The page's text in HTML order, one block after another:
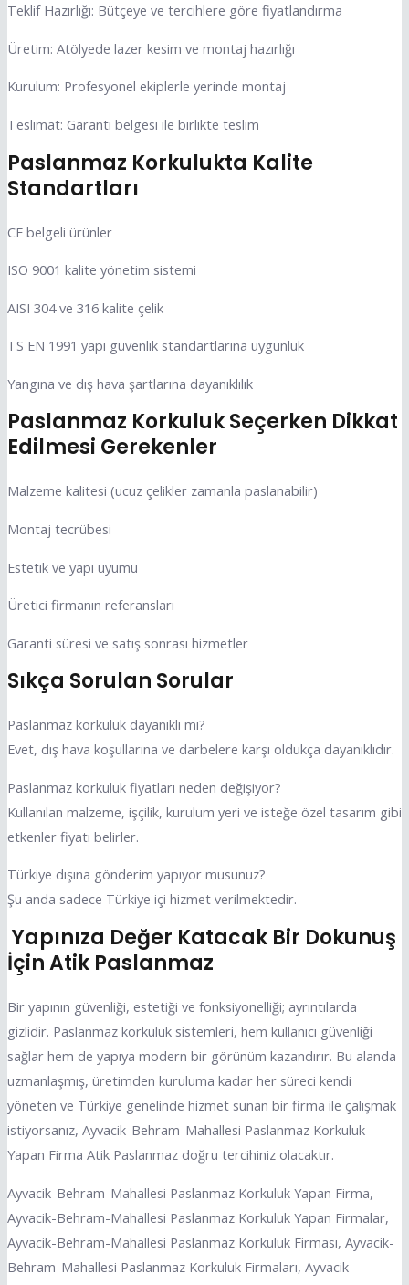
Teklif Hazırlığı: Bütçeye ve tercihlere göre fiyatlandırma
Üretim: Atölyede lazer kesim ve montaj hazırlığı
Kurulum: Profesyonel ekiplerle yerinde montaj
Teslimat: Garanti belgesi ile birlikte teslim
Paslanmaz Korkulukta Kalite
Standartları
CE belgeli ürünler
ISO 9001 kalite yönetim sistemi
AISI 304 ve 316 kalite çelik
TS EN 1991 yapı güvenlik standartlarına uygunluk
Yangına ve dış hava şartlarına dayanıklılık
Paslanmaz Korkuluk Seçerken Dikkat
Edilmesi Gerekenler
Malzeme kalitesi (ucuz çelikler zamanla paslanabilir)
Montaj tecrübesi
Estetik ve yapı uyumu
Üretici firmanın referansları
Garanti süresi ve satış sonrası hizmetler
Sıkça Sorulan Sorular
Paslanmaz korkuluk dayanıklı mı?
Evet, dış hava koşullarına ve darbelere karşı oldukça dayanıklıdır.
Paslanmaz korkuluk fiyatları neden değişiyor?
Kullanılan malzeme, işçilik, kurulum yeri ve isteğe özel tasarım gibi
etkenler fiyatı belirler.
Türkiye dışına gönderim yapıyor musunuz?
Şu anda sadece Türkiye içi hizmet verilmektedir.
Yapınıza Değer Katacak Bir Dokunuş
İçin Atik Paslanmaz
Bir yapının güvenliği, estetiği ve fonksiyonelliği; ayrıntılarda
gizlidir. Paslanmaz korkuluk sistemleri, hem kullanıcı güvenliği
sağlar hem de yapıya modern bir görünüm kazandırır. Bu alanda
uzmanlaşmış, üretimden kuruluma kadar her süreci kendi
yöneten ve Türkiye genelinde hizmet sunan bir firma ile çalışmak
istiyorsanız, Ayvacik-Behram-Mahallesi Paslanmaz Korkuluk
Yapan Firma Atik Paslanmaz doğru tercihiniz olacaktır.
Ayvacik-Behram-Mahallesi Paslanmaz Korkuluk Yapan Firma,
Ayvacik-Behram-Mahallesi Paslanmaz Korkuluk Yapan Firmalar,
Ayvacik-Behram-Mahallesi Paslanmaz Korkuluk Firması, Ayvacik-
Behram-Mahallesi Paslanmaz Korkuluk Firmaları, Ayvacik-